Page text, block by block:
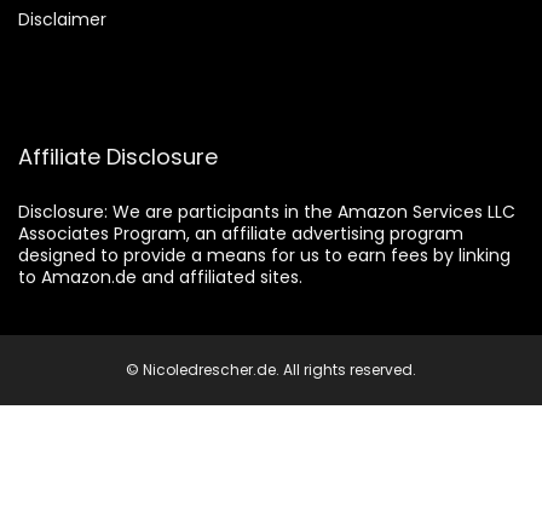
Disclaimer
Affiliate Disclosure
Disclosure: We are participants in the Amazon Services LLC
Associates Program, an affiliate advertising program
designed to provide a means for us to earn fees by linking
to Amazon.de and affiliated sites.
© Nicoledrescher.de. All rights reserved.